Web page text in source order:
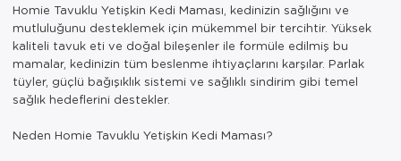
Homie Tavuklu Yetişkin Kedi Maması, kedinizin sağlığını ve
mutluluğunu desteklemek için mükemmel bir tercihtir. Yüksek
kaliteli tavuk eti ve doğal bileşenler ile formüle edilmiş bu
mamalar, kedinizin tüm beslenme ihtiyaçlarını karşılar. Parlak
tüyler, güçlü bağışıklık sistemi ve sağlıklı sindirim gibi temel
sağlık hedeflerini destekler.
Neden Homie Tavuklu Yetişkin Kedi Maması?